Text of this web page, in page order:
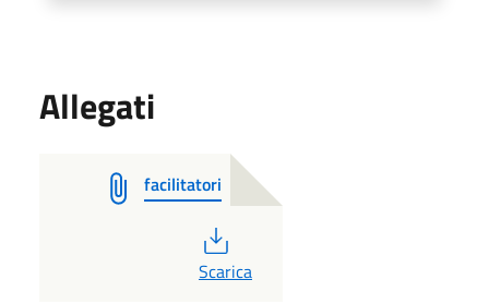
Allegati
facilitatori
PDF
Scarica